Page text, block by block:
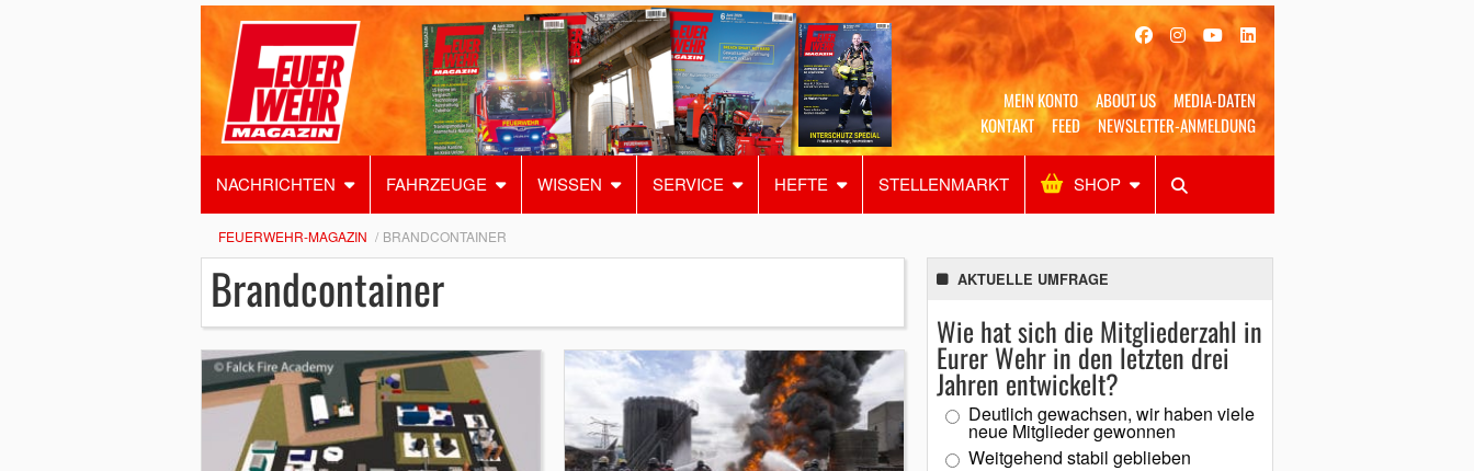
MEIN KONTO ABOUT US
MEDIA-DATEN
KONTAKT
FEED NEWSLETTER-ANMELDUNG
NACHRICHTEN FAHRZEUGE WISSEN SERVICE HEFTE STELLENMARKT SHOP
Alles Shop SUCHEN
FEUERWEHR-MAGAZIN BRANDCONTAINER
Brandcontainer AKTUELLE UMFRAGE
Wie hat sich die Mitgliederzahl in
Eurer Wehr in den letzten drei
Jahren entwickelt?
Deutlich gewachsen, wir haben viele
neue Mitglieder gewonnen
Weitgehend stabil geblieben